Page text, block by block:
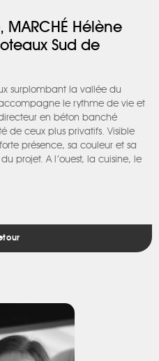
MARCHÉ Hélène
Sud de
surplombant la vallée du
le rythme de vie et
en béton banché
de ceux plus privatifs. Visible
présence, sa couleur et sa
projet. A l’ouest, la cuisine, le
prolonge à l’extérieur pour
A l’est, les espaces plus
qui surligne le panorama du
simple et longitudinal de la
Red-Cedar ; il est adjoint
une grande convivialité